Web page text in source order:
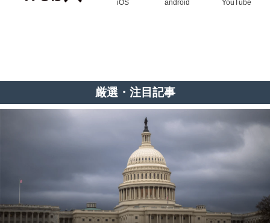
iOS android YouTube
厳選・注目記事